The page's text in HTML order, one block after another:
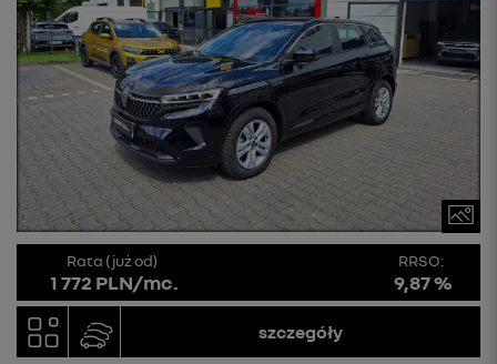
Rata (już od)
1 772 PLN/mc.
RRSO:
9,87 %
szczegóły